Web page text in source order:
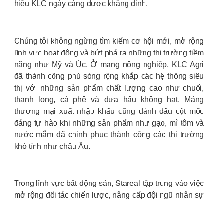
hiệu KLC ngày càng được khẳng định.
Chúng tôi không ngừng tìm kiếm cơ hội mới, mở rộng
lĩnh vực hoạt động và bứt phá ra những thị trường tiềm
năng như Mỹ và Úc. Ở mảng nông nghiệp, KLC Agri
đã thành công phủ sóng rộng khắp các hệ thống siêu
thị với những sản phẩm chất lượng cao như chuối,
thanh long, cà phê và dưa hấu không hạt. Mảng
thương mại xuất nhập khẩu cũng đánh dấu cột mốc
đáng tự hào khi những sản phẩm như gạo, mì tôm và
nước mắm đã chinh phục thành công các thị trường
khó tính như châu Âu.
Trong lĩnh vực bất động sản, Stareal tập trung vào việc
mở rộng đối tác chiến lược, nâng cấp đội ngũ nhân sự